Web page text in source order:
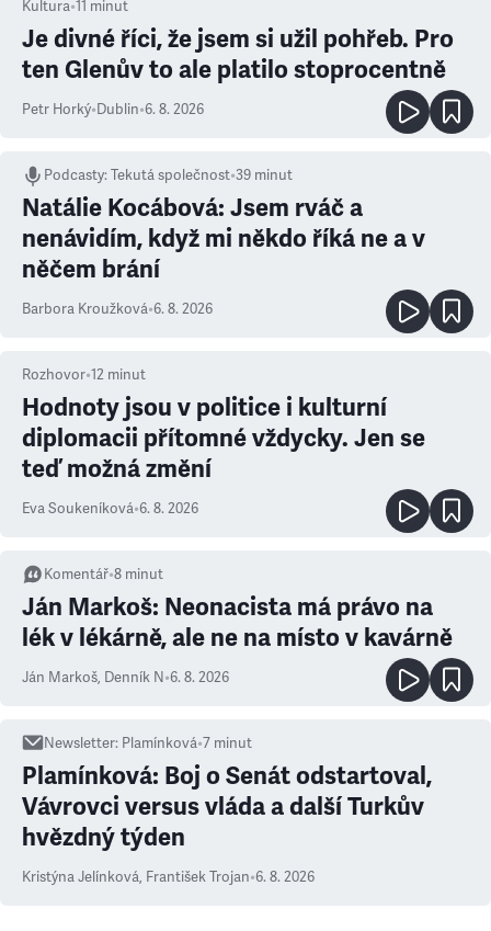
Kultura•11 minut
Je divné říci, že jsem si užil pohřeb. Pro
ten Glenův to ale platilo stoprocentně
Petr Horký•Dublin•6. 8. 2026
Podcasty:Tekutá společnost•39 minut
Natálie Kocábová: Jsem rváč a
nenávidím, když mi někdo říká ne a v
něčem brání
Barbora Kroužková•6. 8. 2026
Rozhovor•12 minut
Hodnoty jsou v politice i kulturní
diplomacii přítomné vždycky. Jen se
teď možná změní
Eva Soukeníková•6. 8. 2026
Komentář•8 minut
Ján Markoš: Neonacista má právo na
lék v lékárně, ale ne na místo v kavárně
Ján Markoš, Denník N•6. 8. 2026
Newsletter: Plamínková•7 minut
Plamínková: Boj o Senát odstartoval,
Vávrovci versus vláda a další Turkův
hvězdný týden
Kristýna Jelínková, František Trojan•6. 8. 2026